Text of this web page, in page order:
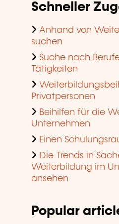
Schneller
Anhand von
suchen
Suche nach
Tätigkeiten
Privatpersonen
Beihilfen für die
Unternehmen
Einen
Die Trends in
Weiterbildung im
ansehen
Popular